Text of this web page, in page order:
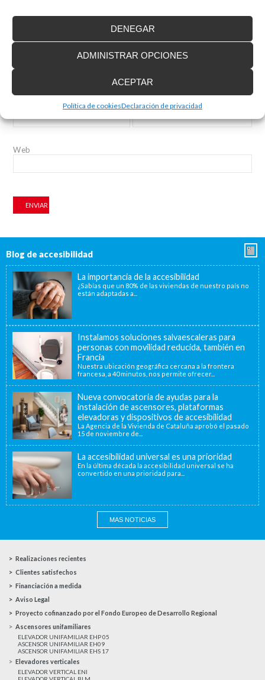
ACEPTAR
DENEGAR
ADMINISTRAR OPCIONES
Política de cookiesDeclaración de privacidad
Comentario
Correo electrónico
Web
Blog de accesibilidad
La importancia de la accesibilidad
¿Sabías que un 80% de las viviendas de nuestro país no
están adaptadas a...
Instalamos soluciones salvaescaleras para
personas con movilidad reducida, también en
Francia
Nuestra ubicación geográfica cercana a la frontera
francesa, a 40 minutos, nos permite ofrecer...
Nueva convocatoria de ayudas para la
instalación de ascensores, plataformas
elevadoras y dispositivos de accesibilidad
La Agencia de la Vivienda de Cataluña aprobó el pasado
15 de noviembre de...
La accesibilidad universal es una prioridad
En la última década la accesibilidad universal se ha
convertido en una prioridad para...
MAS NOTICIAS
Realizaciones recientes
Clientes satisfechos
Financiación a medida
Aviso Legal
Proyecto cofinanzado por el Fondo Europeo de Desarrollo Regional
Ascensores unifamiliares
ELEVADOR UNIFAMILIAR EHP 05
ASCENSOR UNIFAMILIAR EH09
ASCENSOR UNIFAMILIAR EHS 17
Elevadores verticales
ELEVADOR VERTICAL ENI